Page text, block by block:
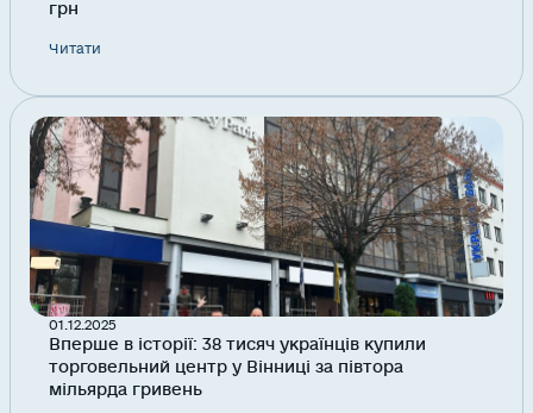
грн
Читати
01.12.2025
Вперше в історії: 38 тисяч українців купили
торговельний центр у Вінниці за півтора
мільярда гривень